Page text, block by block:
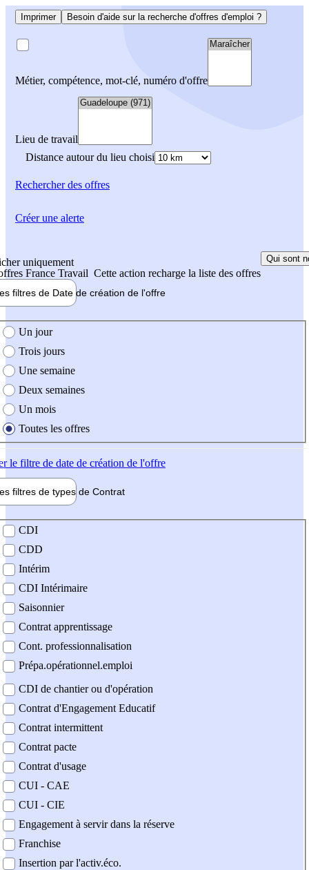
Imprimer Besoin d'aide sur la recherche d'offres d'emploi ?
Métier, compétence, mot-clé, numéro d'offre
Lieu de travail
Distance autour du lieu choisi
Rechercherdes offres
uniquement
France Travail Cette action recharge la liste des offres
Qui sont
filtres de Date de création de l'offre
création de l'offre
Un jour
Trois jours
Une semaine
Deux semaines
Un mois
Toutes les offres
le filtre de date de création de l'offre
filtres de types de Contrat
contrat
CDI
CDD
Intérim
CDI Intérimaire
Saisonnier
Contrat apprentissage
Cont. professionnalisation
Prépa.opérationnel.emploi
CDI de chantier ou d'opération
Contrat d'Engagement Educatif
Contrat intermittent
Contrat pacte
Contrat d'usage
CUI - CAE
CUI - CIE
Engagement à servir dans la réserve
Franchise
Insertion par l'activ.éco.
Créer une alerte